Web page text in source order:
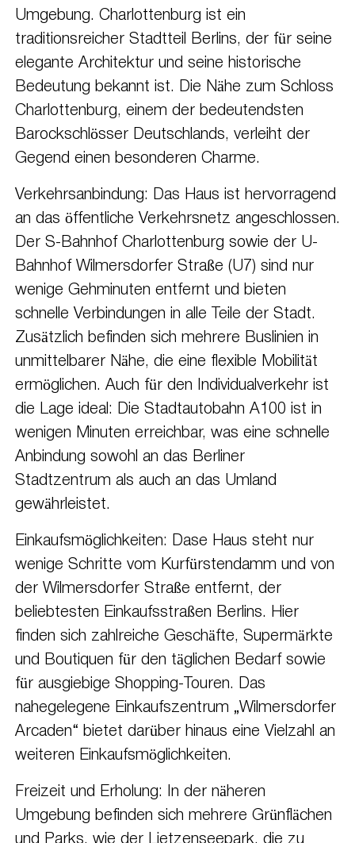
Umgebung. Charlottenburg ist ein
traditionsreicher Stadtteil Berlins, der für seine
elegante Architektur und seine historische
Bedeutung bekannt ist. Die Nähe zum Schloss
Charlottenburg, einem der bedeutendsten
Barockschlösser Deutschlands, verleiht der
Gegend einen besonderen Charme.
Verkehrsanbindung: Das Haus ist hervorragend
an das öffentliche Verkehrsnetz angeschlossen.
Der S-Bahnhof Charlottenburg sowie der U-
Bahnhof Wilmersdorfer Straße (U7) sind nur
wenige Gehminuten entfernt und bieten
schnelle Verbindungen in alle Teile der Stadt.
Zusätzlich befinden sich mehrere Buslinien in
unmittelbarer Nähe, die eine flexible Mobilität
ermöglichen. Auch für den Individualverkehr ist
die Lage ideal: Die Stadtautobahn A100 ist in
wenigen Minuten erreichbar, was eine schnelle
Anbindung sowohl an das Berliner
Stadtzentrum als auch an das Umland
gewährleistet.
Einkaufsmöglichkeiten: Dase Haus steht nur
wenige Schritte vom Kurfürstendamm und von
der Wilmersdorfer Straße entfernt, der
beliebtesten Einkaufsstraßen Berlins. Hier
finden sich zahlreiche Geschäfte, Supermärkte
und Boutiquen für den täglichen Bedarf sowie
für ausgiebige Shopping-Touren. Das
nahegelegene Einkaufszentrum „Wilmersdorfer
Arcaden“ bietet darüber hinaus eine Vielzahl an
weiteren Einkaufsmöglichkeiten.
Freizeit und Erholung: In der näheren
Umgebung befinden sich mehrere Grünflächen
und Parks, wie der Lietzenseepark, die zu